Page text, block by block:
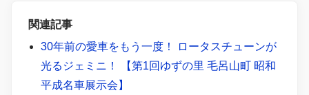
関連記事
30年前の愛車をもう一度！ ロータスチューンが
光るジェミニ！ 【第1回ゆずの里 毛呂山町 昭和
平成名車展示会】